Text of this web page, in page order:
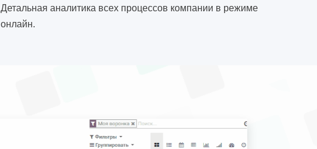
Детальная аналитика всех процессов компании в режиме
онлайн.